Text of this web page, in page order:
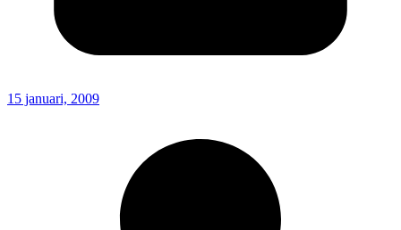
15 januari, 2009